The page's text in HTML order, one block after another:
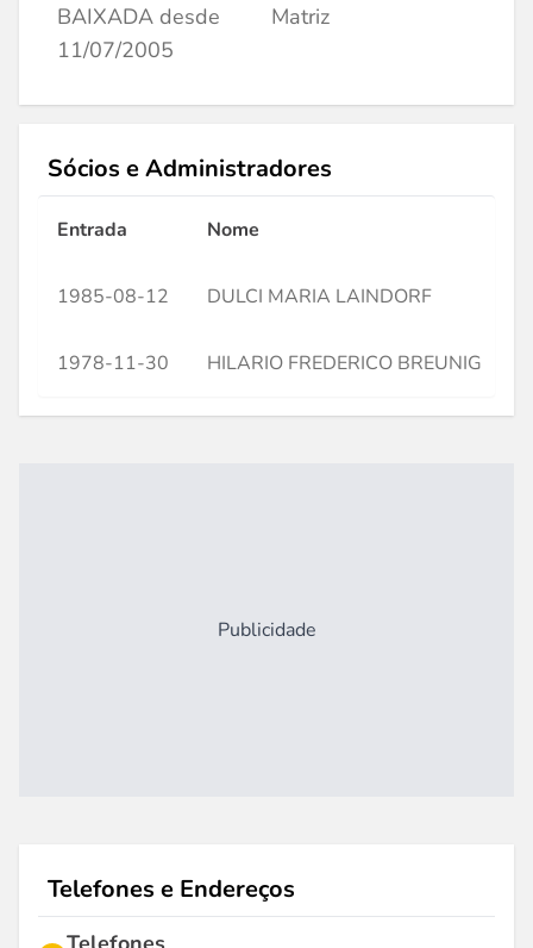
BAIXADA desde
11/07/2005
Matriz
Sócios e Administradores
Entrada Nome
1985-08-12 DULCI MARIA LAINDORF
1978-11-30 HILARIO FREDERICO BREUNIG
Publicidade
Telefones e Endereços